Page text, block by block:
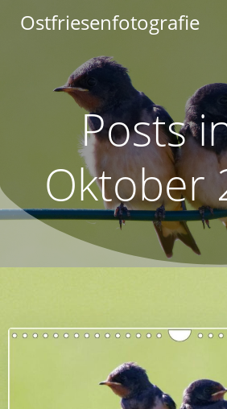
Inhalt
Ostfriesenfotografie
Posts
Oktober